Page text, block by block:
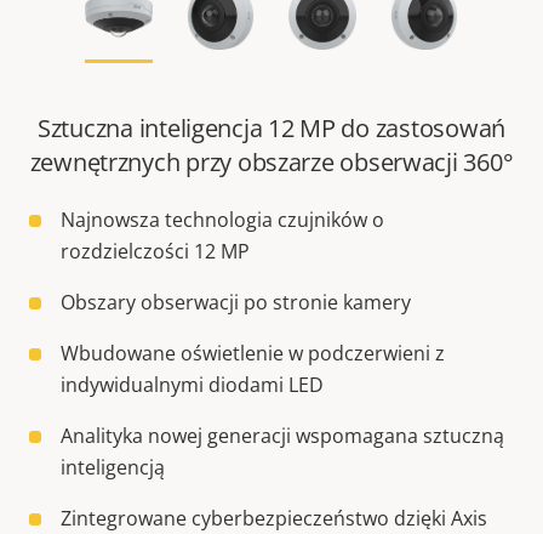
Sztuczna inteligencja 12 MP do zastosowań
zewnętrznych przy obszarze obserwacji 360°
Najnowsza technologia czujników o
rozdzielczości 12 MP
Obszary obserwacji po stronie kamery
Wbudowane oświetlenie w podczerwieni z
indywidualnymi diodami LED
Analityka nowej generacji wspomagana sztuczną
inteligencją
Zintegrowane cyberbezpieczeństwo dzięki Axis